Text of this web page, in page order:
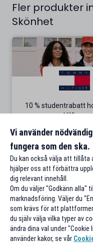
Fler produkter
Skönhet
10 % studentrabatt
Hilfiger
Gäller på
Till rabatten
Vi använder
fungera som den ska.
Du kan också välja att
hjälper oss att förbättra
dig relevant innehåll.
Om du väljer "Godkänn alla"
marknadsföring. Väljer du
som krävs för att
du själv välja vilka typer av
ändra dina val under
använder kakor, se vår